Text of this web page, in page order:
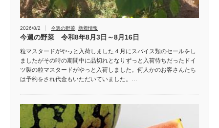
2026/8/2 今週の野菜 新着情報
今週の野菜 令和8年8月3日～8月16日
粒マスタードがやっと入荷しました４月にスパイス類のセールをし
ましたがその時の期間中に品切れとなりずっと入荷待ちだったドイ
ツ製の粒マスタードがやっと入荷しました。何人かのお客さんたち
は予約をされ代金もいただいていました。…